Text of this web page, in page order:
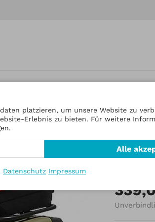
Cargo
platzieren, um unsere Website zu
Erlebnis zu bieten. Für weitere
Alle
Datenschutz Impressum